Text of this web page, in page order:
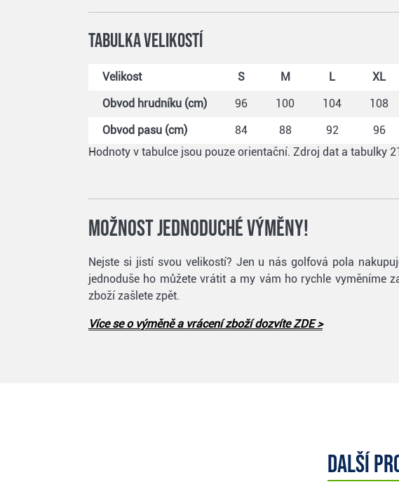
Tabulka velikostí
Velikost S M L XL
Obvod hrudníku (cm)
96 100 104 108
Obvod pasu (cm)
84 88 92 96
Hodnoty v tabulce jsou pouze orientační. Zdroj dat a tabulky
Možnost jednoduché výměny!
Nejste si jistí svou velikostí? Jen u nás golfová pola
jednoduše ho můžete vrátit a my vám ho rychle vyměníme
zboží zašlete zpět.
Více se o výměně a vrácení zboží dozvíte ZDE >
Další